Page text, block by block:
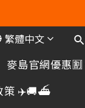
繁體中文
麥島官網優惠🈹️
策 ✈️🚚⛴️